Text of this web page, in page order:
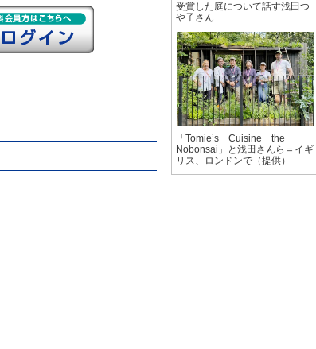
受賞した庭について話す浅田つ
や子さん
「Tomie’s Cuisine the
Nobonsai」と浅田さんら＝イギ
リス、ロンドンで（提供）